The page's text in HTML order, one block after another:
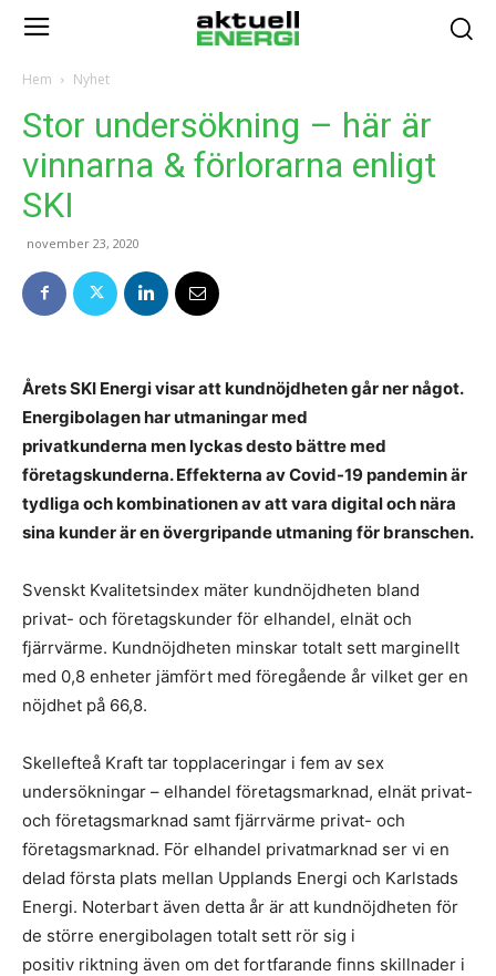
Hem Nyhet
Stor undersökning – här är
vinnarna & förlorarna enligt
SKI
november 23, 2020
Årets SKI Energi visar att kundnöjdheten går ner något.
Energibolagen har utmaningar med
privatkunderna men lyckas desto bättre med
företagskunderna. Effekterna av Covid-19 pandemin är
tydliga och kombinationen av att vara digital och nära
sina kunder är en övergripande utmaning för branschen.
Svenskt Kvalitetsindex mäter kundnöjdheten bland
privat- och företagskunder för elhandel, elnät och
fjärrvärme. Kundnöjdheten minskar totalt sett marginellt
med 0,8 enheter jämfört med föregående år vilket ger en
nöjdhet på 66,8.
Skellefteå Kraft tar topplaceringar i fem av sex
undersökningar – elhandel företagsmarknad, elnät privat-
och företagsmarknad samt fjärrvärme privat- och
företagsmarknad. För elhandel privatmarknad ser vi en
delad första plats mellan Upplands Energi och Karlstads
Energi. Noterbart även detta år är att kundnöjdheten för
de större energibolagen totalt sett rör sig i
positiv riktning även om det fortfarande finns skillnader i